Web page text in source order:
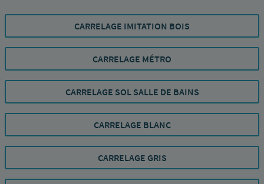
CARRELAGE IMITATION BOIS
CARRELAGE MÉTRO
CARRELAGE SOL SALLE DE BAINS
CARRELAGE BLANC
CARRELAGE GRIS